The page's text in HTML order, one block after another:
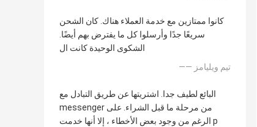
كانوا ممتازين مع خدمة العملاء هناك. كان الشحن
سريعًا جدًا وأرسلوا كل ما يفترض بهم أيضًا.
الشكوى الوحيدة كانت ال
—— تيم ويليامز
البائع لطيف جدا. اشتريتها عن طريق التبادل مع
messenger من مرحلة ما قبل الشراء. على
الرغم من وجود بعض الأخطاء ، إلا أنها خدمت p